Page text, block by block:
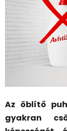
Az öblítő
gyakran